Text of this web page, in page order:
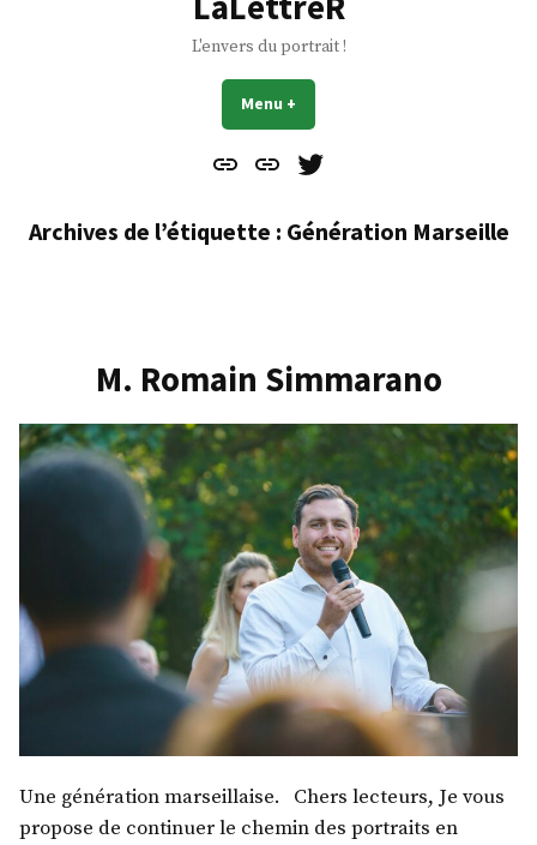
L'envers du portrait !
Menu +
Contact
À
Mes
Archives de l’étiquette : Génération Marseille
M. Romain Simmarano
Une génération marseillaise. Chers lecteurs, Je vous
propose de continuer le chemin des portraits en